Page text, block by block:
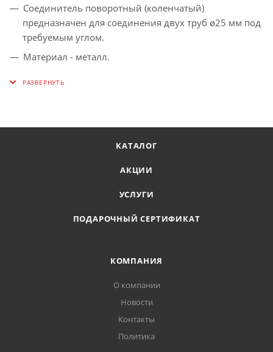
Соединитель поворотный (коленчатый)
предназначен для соединения двух труб ø25 мм под
требуемым углом.
Материал - металл.
КАТАЛОГ
АКЦИИ
УСЛУГИ
ПОДАРОЧНЫЙ СЕРТИФИКАТ
КОМПАНИЯ
О компании
Новости
Контакты
Политика